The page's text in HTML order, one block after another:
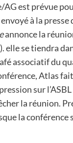
est prévue
à la presse
annonce la
elle se tiendra
associatif du
Atlas fait
sur
la réunion.
la conférence